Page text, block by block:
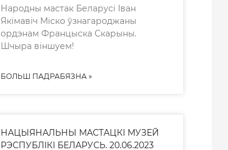
Народны мастак Беларусі Іван
Якімавіч Міско ўзнагароджаны
ордэнам Францыска Скарыны.
Шчыра віншуем!
БОЛЬШ ПАДРАБЯЗНА »
НАЦЫЯНАЛЬНЫ МАСТАЦКІ МУЗЕЙ
РЭСПУБЛІКІ БЕЛАРУСЬ. 20.06.2023